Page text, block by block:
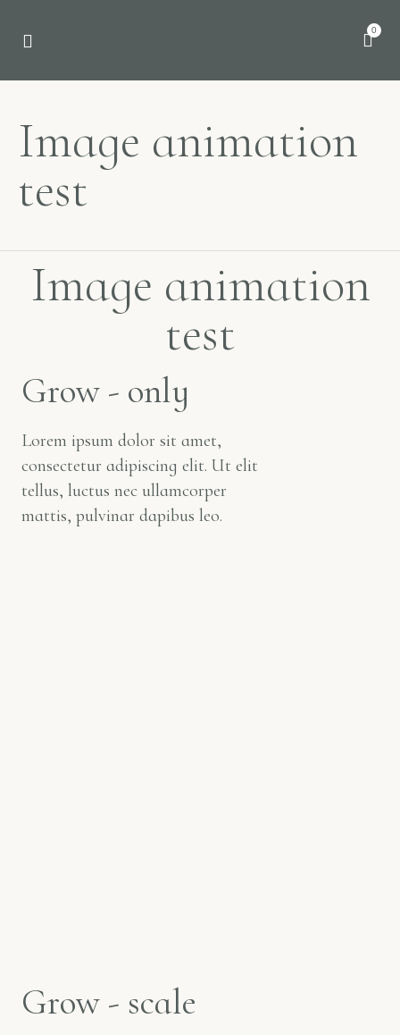
0
Image animation
test
Image animation
test
Grow - only
Lorem ipsum dolor sit amet,
consectetur adipiscing elit. Ut elit
tellus, luctus nec ullamcorper
mattis, pulvinar dapibus leo.
Grow - scale